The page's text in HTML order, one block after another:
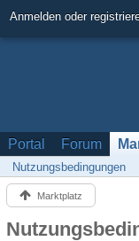
Anmelden oder
Portal Forum
Nutzungsbedingungen
Marktplatz